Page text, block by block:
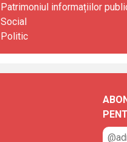
Patrimoniul informațiilor
Social
Politic